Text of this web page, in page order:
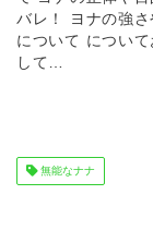
バレ！ ヨナの強さ
について について
して…
無能なナナ